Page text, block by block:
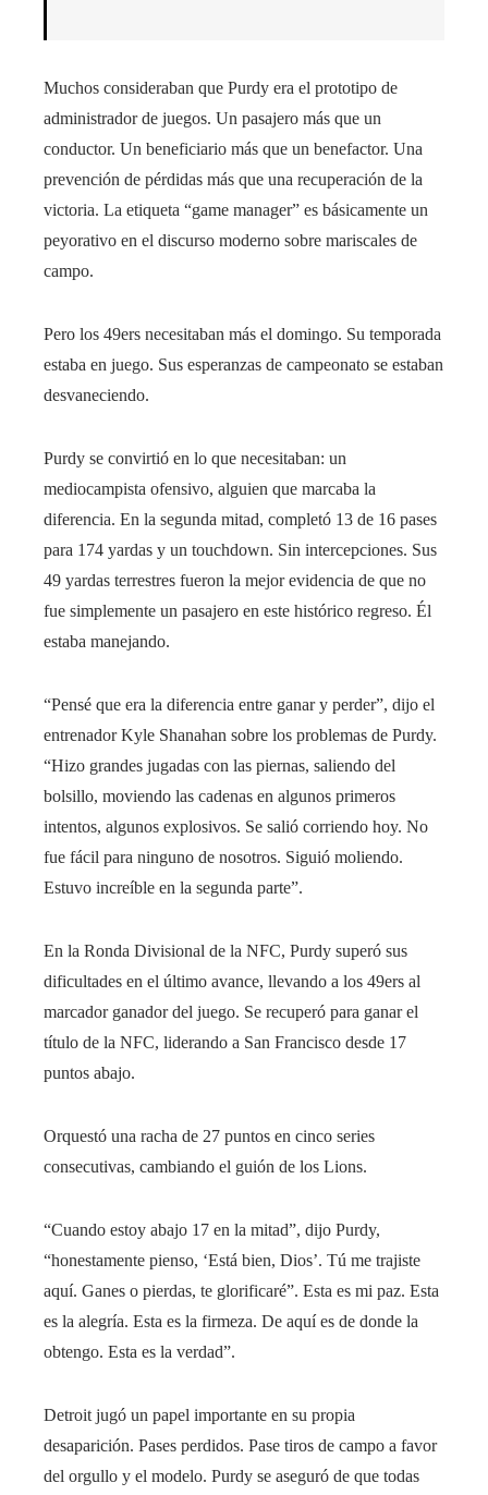
Muchos consideraban que Purdy era el prototipo de
administrador de juegos. Un pasajero más que un
conductor. Un beneficiario más que un benefactor. Una
prevención de pérdidas más que una recuperación de la
victoria. La etiqueta “game manager” es básicamente un
peyorativo en el discurso moderno sobre mariscales de
campo.
Pero los 49ers necesitaban más el domingo. Su temporada
estaba en juego. Sus esperanzas de campeonato se estaban
desvaneciendo.
Purdy se convirtió en lo que necesitaban: un
mediocampista ofensivo, alguien que marcaba la
diferencia. En la segunda mitad, completó 13 de 16 pases
para 174 yardas y un touchdown. Sin intercepciones. Sus
49 yardas terrestres fueron la mejor evidencia de que no
fue simplemente un pasajero en este histórico regreso. Él
estaba manejando.
“Pensé que era la diferencia entre ganar y perder”, dijo el
entrenador Kyle Shanahan sobre los problemas de Purdy.
“Hizo grandes jugadas con las piernas, saliendo del
bolsillo, moviendo las cadenas en algunos primeros
intentos, algunos explosivos. Se salió corriendo hoy. No
fue fácil para ninguno de nosotros. Siguió moliendo.
Estuvo increíble en la segunda parte”.
En la Ronda Divisional de la NFC, Purdy superó sus
dificultades en el último avance, llevando a los 49ers al
marcador ganador del juego. Se recuperó para ganar el
título de la NFC, liderando a San Francisco desde 17
puntos abajo.
Orquestó una racha de 27 puntos en cinco series
consecutivas, cambiando el guión de los Lions.
“Cuando estoy abajo 17 en la mitad”, dijo Purdy,
“honestamente pienso, ‘Está bien, Dios’. Tú me trajiste
aquí. Ganes o pierdas, te glorificaré”. Esta es mi paz. Esta
es la alegría. Esta es la firmeza. De aquí es de donde la
obtengo. Esta es la verdad”.
Detroit jugó un papel importante en su propia
desaparición. Pases perdidos. Pase tiros de campo a favor
del orgullo y el modelo. Purdy se aseguró de que todas